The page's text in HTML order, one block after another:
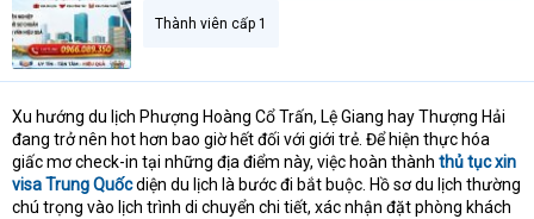
d
s
t
a
t
e
r
i
Thành viên cấp 1
Xu hướng du lịch Phượng Hoàng Cổ Trấn, Lệ Giang hay Thượng Hải
đang trở nên hot hơn bao giờ hết đối với giới trẻ. Để hiện thực hóa
giấc mơ check-in tại những địa điểm này, việc hoàn thành thủ tục xin
visa Trung Quốcdiện du lịch là bước đi bắt buộc. Hồ sơ du lịch thường
chú trọng vào lịch trình di chuyển chi tiết, xác nhận đặt phòng khách